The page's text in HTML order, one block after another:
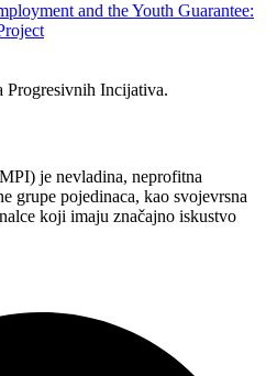
and the Youth Guarantee:
Incijativa.
je nevladina, neprofitna
grupe pojedinaca, kao svojevrsna
koji imaju značajno iskustvo